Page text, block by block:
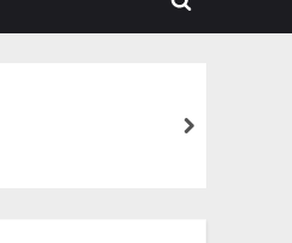
Toggle
next